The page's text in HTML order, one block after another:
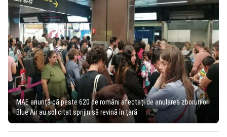
MAE anunță că peste 620 de români afectați de anularea zborurilor
Blue Air au solicitat sprijin să revină în țară